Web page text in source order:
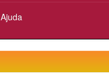
Ajuda